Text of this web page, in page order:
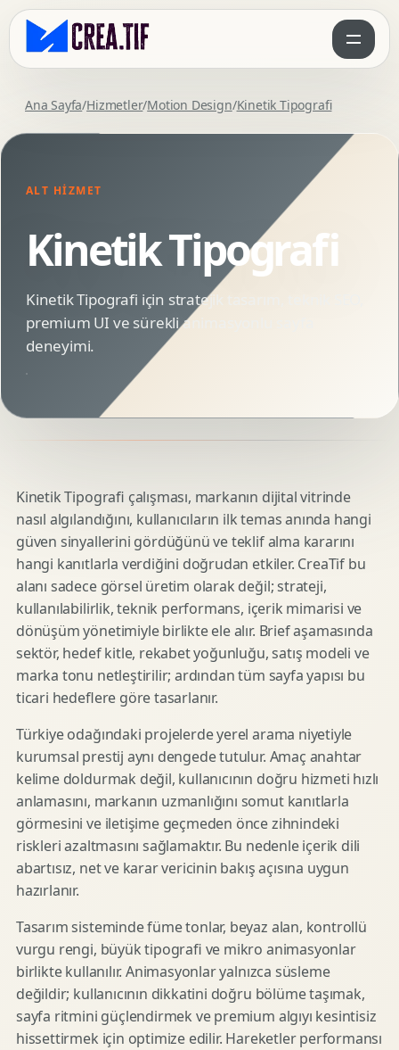
Ana Sayfa/Hizmetler/Motion Design/Kinetik Tipografi
ALT HIZMET
Kinetik Tipografi
Kinetik Tipografi için stratejik tasarım, teknik SEO,
premium UI ve sürekli animasyonlu sayfa
deneyimi.
Kinetik Tipografi çalışması, markanın dijital vitrinde
nasıl algılandığını, kullanıcıların ilk temas anında hangi
güven sinyallerini gördüğünü ve teklif alma kararını
hangi kanıtlarla verdiğini doğrudan etkiler. CreaTif bu
alanı sadece görsel üretim olarak değil; strateji,
kullanılabilirlik, teknik performans, içerik mimarisi ve
dönüşüm yönetimiyle birlikte ele alır. Brief aşamasında
sektör, hedef kitle, rekabet yoğunluğu, satış modeli ve
marka tonu netleştirilir; ardından tüm sayfa yapısı bu
ticari hedeflere göre tasarlanır.
Türkiye odağındaki projelerde yerel arama niyetiyle
kurumsal prestij aynı dengede tutulur. Amaç anahtar
kelime doldurmak değil, kullanıcının doğru hizmeti hızlı
anlamasını, markanın uzmanlığını somut kanıtlarla
görmesini ve iletişime geçmeden önce zihnindeki
riskleri azaltmasını sağlamaktır. Bu nedenle içerik dili
abartısız, net ve karar vericinin bakış açısına uygun
hazırlanır.
Tasarım sisteminde füme tonlar, beyaz alan, kontrollü
vurgu rengi, büyük tipografi ve mikro animasyonlar
birlikte kullanılır. Animasyonlar yalnızca süsleme
değildir; kullanıcının dikkatini doğru bölüme taşımak,
sayfa ritmini güçlendirmek ve premium algıyı kesintisiz
hissettirmek için optimize edilir. Hareketler performansı